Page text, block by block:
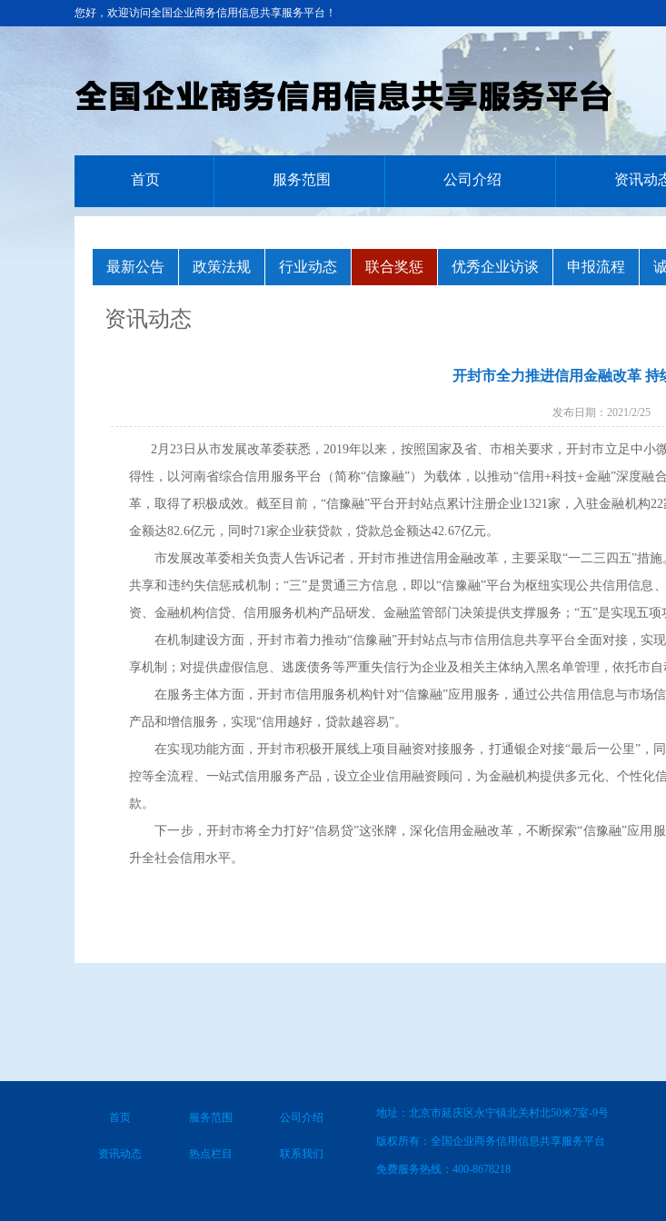
您好，欢迎访问全国企业商务信用信息共享服务平台！
首页 服务范围 公司介绍 资讯动
最新公告 政策法规 行业动态 联合奖惩 优秀企业访谈 申报流程
资讯动态
开封市全力推进信用金融改革 持
发布日期：2021/2/25
2月23日从市发展改革委获悉，2019年以来，按照国家及省、市相关要求，开封市立足中小
得性，以河南省综合信用服务平台（简称“信豫融”）为载体，以推动“信用+科技+金融”深度
革，取得了积极成效。截至目前，“信豫融”平台开封站点累计注册企业1321家，入驻金融机构
金额达82.6亿元，同时71家企业获贷款，贷款总金额达42.67亿元。
市发展改革委相关负责人告诉记者，开封市推进信用金融改革，主要采取“一二三四五”措施
共享和违约失信惩戒机制；“三”是贯通三方信息，即以“信豫融”平台为枢纽实现公共信用信
资、金融机构信贷、信用服务机构产品研发、金融监管部门决策提供支撑服务；“五”是实现五
在机制建设方面，开封市着力推动“信豫融”开封站点与市信用信息共享平台全面对接，实
享机制；对提供虚假信息、逃废债务等严重失信行为企业及相关主体纳入黑名单管理，依托市
在服务主体方面，开封市信用服务机构针对“信豫融”应用服务，通过公共信用信息与市场
产品和增信服务，实现“信用越好，贷款越容易”。
在实现功能方面，开封市积极开展线上项目融资对接服务，打通银企对接“最后一公里”，
控等全流程、一站式信用服务产品，设立企业信用融资顾问，为金融机构提供多元化、个性
款。
下一步，开封市将全力打好“信易贷”这张牌，深化信用金融改革，不断探索“信豫融”应用
升全社会信用水平。
首页 服务范围 公司介绍
资讯动态 热点栏目 联系我们
地址：北京市延庆区永宁镇北关村北50米7室-9号
版权所有：全国企业商务信用信息共享服务平台
免费服务热线：400-8678218